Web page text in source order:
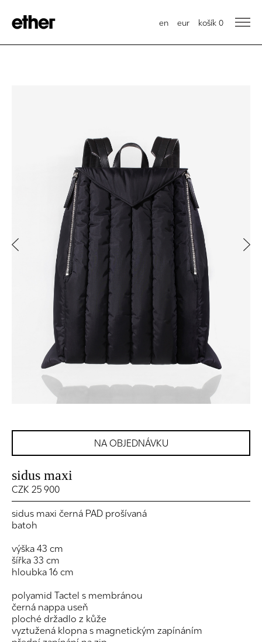
en eur košík 0
Previous
NA OBJEDNÁVKU
sidus maxi
CZK 25 900
sidus maxi černá PAD prošívaná
batoh
výška 43 cm
šířka 33 cm
hloubka 16 cm
polyamid Tactel s membránou
černá nappa useň
ploché držadlo z kůže
vyztužená klopna s magnetickým zapínáním